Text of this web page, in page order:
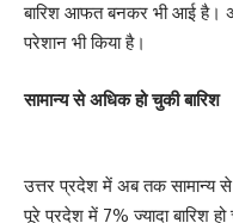
बारिश आफत बनकर भी आई है।
परेशान भी किया है।
सामान्य से अधिक हो चुकी बारिश
उत्तर प्रदेश में अब तक सामान्य
पूरे प्रदेश में 7% ज्यादा बारिश